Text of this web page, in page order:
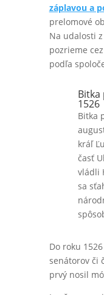
záplavou a
prelomové
Na udalosti
pozrieme
podľa
Bitka
1526
Bitka
kráľ
časť
vládli
sa
Do roku
senátorov či
prvý nosil